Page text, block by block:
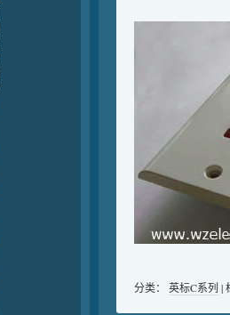
分类： 英标C系列 |